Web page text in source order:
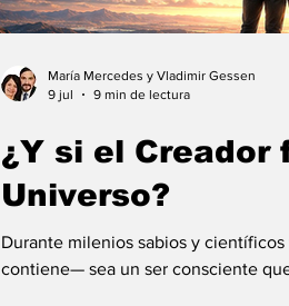
¿Y si el Creador
Universo?
Durante milenios sabios y
contiene— sea un ser consciente
María Mercedes y Vladimir Gessen
9 jul
9 min de lectura